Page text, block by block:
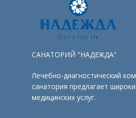
САНАТОРИЙ "НАДЕЖДА"
Лечебно-диагностический
санатория предлагает
медицинских услуг.